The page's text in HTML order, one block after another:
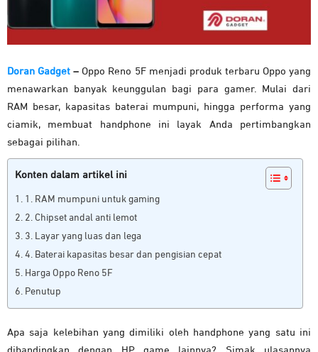
Doran Gadget – Oppo Reno 5F menjadi produk terbaru Oppo yang
menawarkan banyak keunggulan bagi para gamer. Mulai dari
RAM besar, kapasitas baterai mumpuni, hingga performa yang
ciamik, membuat handphone ini layak Anda pertimbangkan
sebagai pilihan.
Konten dalam artikel ini
1. RAM mumpuni untuk gaming
2. Chipset andal anti lemot
3. Layar yang luas dan lega
4. Baterai kapasitas besar dan pengisian cepat
Harga Oppo Reno 5F
Penutup
Apa saja kelebihan yang dimiliki oleh handphone yang satu ini